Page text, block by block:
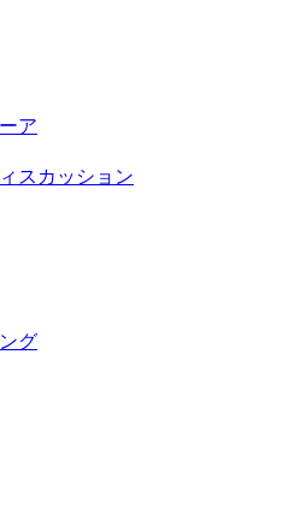
ア
スカッション
グ